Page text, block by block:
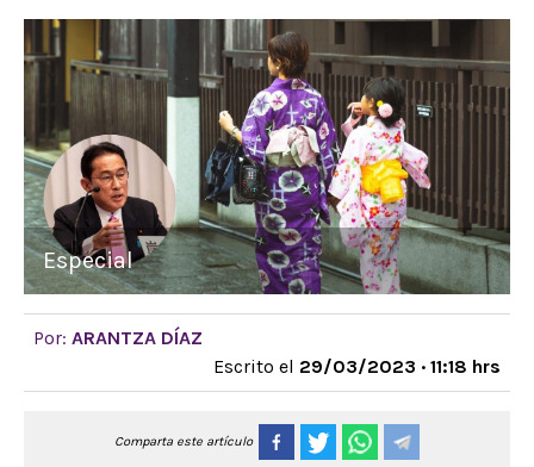
Especial
Por: ARANTZA DÍAZ
Escrito el 29/03/2023 · 11:18 hrs
Comparta este artículo